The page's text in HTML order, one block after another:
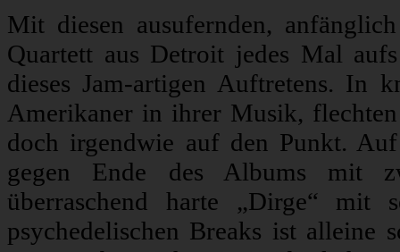
Mit diesen ausufernden,
Quartett aus Detroit jedes Mal
dieses Jam-artigen Auftretens. In
Amerikaner in ihrer Musik,
doch irgendwie auf den Punkt.
gegen Ende des Albums mit
überraschend harte „Dirge“ mit
psychedelischen Breaks ist alleine